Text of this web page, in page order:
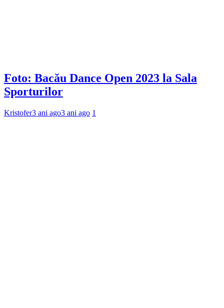
Foto: Bacău Dance Open 2023 la Sala
Sporturilor
Kristofer3 ani ago3 ani ago 1